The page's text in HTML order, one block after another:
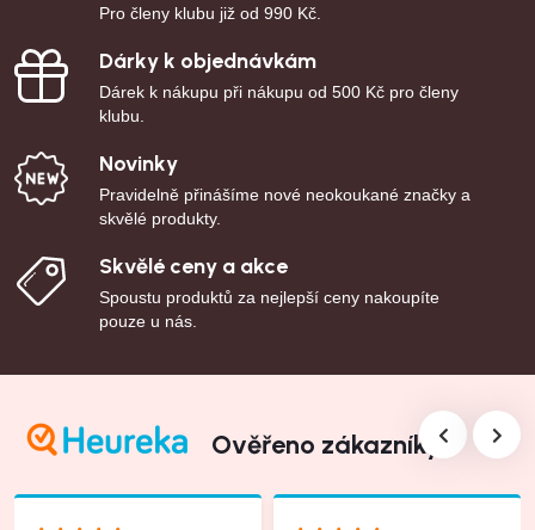
Pro členy klubu již od 990 Kč.
Dárky k objednávkám
Dárek k nákupu při nákupu od 500 Kč pro členy
klubu.
Novinky
Pravidelně přinášíme nové neokoukané značky a
skvělé produkty.
Skvělé ceny a akce
Spoustu produktů za nejlepší ceny nakoupíte
pouze u nás.
Ověřeno zákazníky